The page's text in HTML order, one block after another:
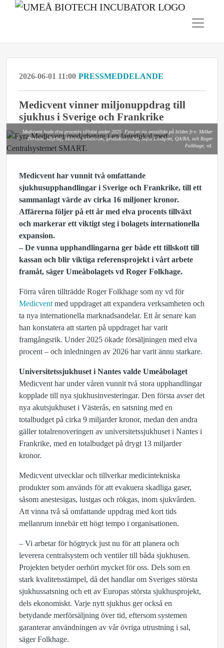
2026-06-01 11:00 PRESSMEDDELANDE
Medicvent vinner miljonuppdrag till
sjukhus i Sverige och Frankrike
Medicvent hade elva procents tillväxt under 2025. Fyra av tio anställda på bilden fr.v: Melker
Persson, säljchef, Mattias Sandström, produktionschef, Sofia Lindgren, QA/RA, och Roger
Folkhage, vd.
Medicvent har vunnit två omfattande
sjukhusupphandlingar i Sverige och Frankrike, till ett
sammanlagt värde av cirka 16 miljoner kronor.
Affärerna följer på ett år med elva procents tillväxt
och markerar ett viktigt steg i bolagets internationella
expansion.
– De vunna upphandlingarna ger både ett tillskott till
kassan och blir viktiga referensprojekt i vårt arbete
framåt, säger Umeåbolagets vd Roger Folkhage.
Förra våren tillträdde Roger Folkhage som ny vd för
Medicvent med uppdraget att expandera verksamheten och
ta nya internationella marknadsandelar. Ett år senare kan
han konstatera att starten på uppdraget har varit
framgångsrik. Under 2025 ökade försäljningen med elva
procent – och inledningen av 2026 har varit ännu starkare.
Universitetssjukhuset i Nantes valde Umeåbolaget
Medicvent har under våren vunnit två stora upphandlingar
kopplade till nya sjukhusinvesteringar. Den första avser det
nya akutsjukhuset i Västerås, en satsning med en
totalbudget på cirka 9 miljarder kronor, medan den andra
gäller totalrenoveringen av universitetssjukhuset i Nantes i
Frankrike, med en totalbudget på drygt 13 miljarder
kronor.
Medicvent utvecklar och tillverkar medicintekniska
produkter som används för att evakuera skadliga gaser,
såsom anestesigas, lustgas och rökgas, inom sjukvården.
Att vinna två så omfattande uppdrag med kort tids
mellanrum innebär ett högt tempo i organisationen.
– Vi arbetar för högtryck just nu för att planera och
leverera centralsystem och ventiler till båda sjukhusen.
Projekten betyder oerhört mycket för oss. Dels som en
stark kvalitetsstämpel, då det handlar om Sveriges största
sjukhussatsning och ett av Europas största sjukhusprojekt,
dels ekonomiskt. Varje nytt sjukhus ger också en
betydande merförsäljning över tid, eftersom systemen
garanterar användningen av vår övriga utrustning i sal,
säger Folkhage.